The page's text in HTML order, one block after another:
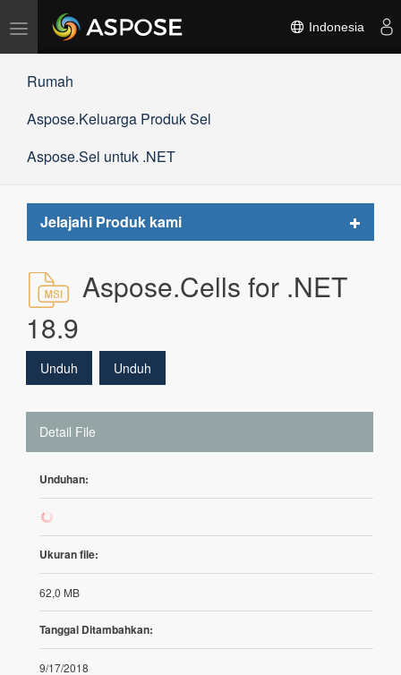
Alihkan
navigasi
Indonesia
Rumah
Aspose.Keluarga Produk Sel
Aspose.Sel untuk .NET
Jelajahi Produk kami
Toggle
Aspose.Cells for .NET
18.9
Unduh Unduh
Detail File
Unduhan:
104
Ukuran file:
62,0 MB
Tanggal Ditambahkan:
9/17/2018